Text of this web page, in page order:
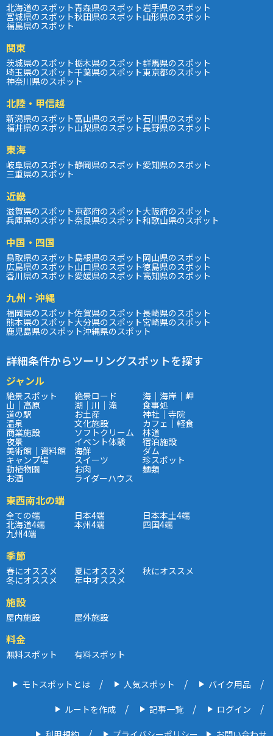
北海道のスポット青森県のスポット岩手県のスポット
宮城県のスポット秋田県のスポット山形県のスポット
福島県のスポット
関東
茨城県のスポット栃木県のスポット群馬県のスポット
埼玉県のスポット千葉県のスポット東京都のスポット
神奈川県のスポット
北陸・甲信越
新潟県のスポット富山県のスポット石川県のスポット
福井県のスポット山梨県のスポット長野県のスポット
東海
岐阜県のスポット静岡県のスポット愛知県のスポット
三重県のスポット
近畿
滋賀県のスポット京都府のスポット大阪府のスポット
兵庫県のスポット奈良県のスポット和歌山県のスポット
中国・四国
鳥取県のスポット島根県のスポット岡山県のスポット
広島県のスポット山口県のスポット徳島県のスポット
香川県のスポット愛媛県のスポット高知県のスポット
九州・沖縄
福岡県のスポット佐賀県のスポット長崎県のスポット
熊本県のスポット大分県のスポット宮崎県のスポット
鹿児島県のスポット沖縄県のスポット
詳細条件からツーリングスポットを探す
ジャンル
絶景スポット 絶景ロード 海｜海岸｜岬
山｜高原 湖｜川｜滝 食事処
道の駅 お土産 神社｜寺院
温泉 文化施設 カフェ｜軽食
商業施設 ソフトクリーム 林道
夜景 イベント体験 宿泊施設
美術館｜資料館 海鮮 ダム
キャンプ場 スイーツ 珍スポット
動植物園 お肉 麺類
お酒 ライダーハウス
東西南北の端
全ての端 日本4端 日本本土4端
北海道4端 本州4端 四国4端
九州4端
季節
春にオススメ 夏にオススメ 秋にオススメ
冬にオススメ 年中オススメ
施設
屋内施設 屋外施設
料金
無料スポット 有料スポット
モトスポットとは 人気スポット バイク用品
ルートを作成 記事一覧 ログイン